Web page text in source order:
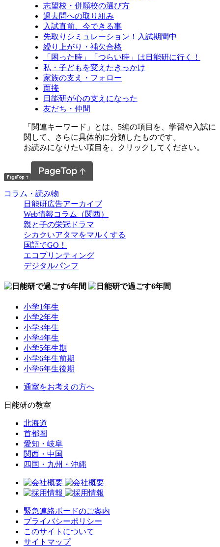
志望校・併願校の選び方
過去問への取り組み
入試直前、今できる事
先取りシミュレーション！入試期間中
繰り上がり・補欠合格
「困った時」「つらい時」は日能研に行く！
私・子どもを変えたきっかけ
家族の支え・フォロー
面接
日能研が心の支えになった
友だち・仲間
「関連キーワード」とは、5編の項目を、学習や入試に
関して、さらに具体的に分類したものです。
お読みになりたい項目を、クリックしてください。
コラム・読み物
日能研広告アーカイブ
Web情報コラム（関西）
親と子の栄冠ドラマ
シカクいアタマをマルくする
国語でGO！
エコプリンティング
デジタルパンフ
小学1年生
小学2年生
小学3年生
小学4年生
小学5年生期
小学6年生前期
小学6年生後期
通室をお考えの方へ
日能研の教室
北海道
首都圏
愛知・岐阜
関西・中国
四国・九州・沖縄
緊急連絡ボードのご案内
プライバシーポリシー
このサイトについて
サイトマップ